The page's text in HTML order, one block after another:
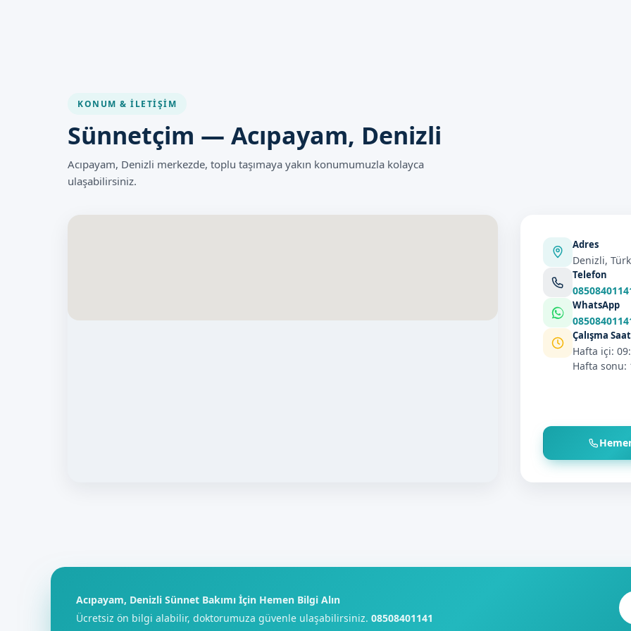
KONUM & İLETIŞIM
Sünnetçim — Acıpayam, Denizli
Acıpayam, Denizli merkezde, toplu taşımaya yakın konumumuzla kolayca
ulaşabilirsiniz.
Adres
Denizli,
Telefon
WhatsApp
Çalışma
Hafta içi:
Hafta sonu:
Acıpayam, Denizli Sünnet Bakımı İçin Hemen Bilgi Alın
Ücretsiz ön bilgi alabilir, doktorumuza güvenle ulaşabilirsiniz. 08508401141